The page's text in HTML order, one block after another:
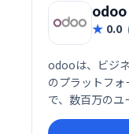
odoo
0.0
odooは、ビジ
のプラットフ
で、数百万の
たアプリによ